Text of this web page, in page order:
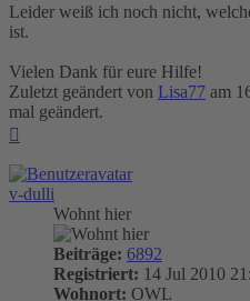
Leider weiß ich noch nicht,
ist.
Vielen Dank für eure Hilfe!
Zuletzt geändert von Lisa77 am
mal geändert.
v-dulli
Wohnt hier
Beiträge: 6892
Registriert: 14 Jul 2010
Wohnort: OWL